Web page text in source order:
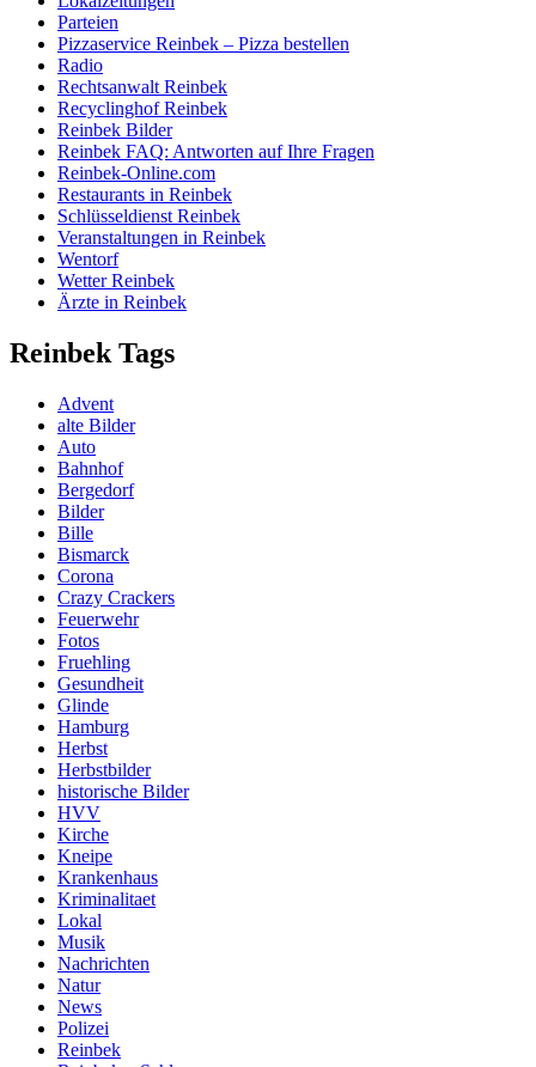
Parteien
Pizzaservice Reinbek – Pizza bestellen
Radio
Rechtsanwalt Reinbek
Recyclinghof Reinbek
Reinbek Bilder
Reinbek FAQ: Antworten auf Ihre Fragen
Reinbek-Online.com
Restaurants in Reinbek
Schlüsseldienst Reinbek
Veranstaltungen in Reinbek
Wentorf
Wetter Reinbek
Ärzte in Reinbek
Reinbek Tags
Advent
alte Bilder
Auto
Bahnhof
Bergedorf
Bilder
Bille
Bismarck
Corona
Crazy Crackers
Feuerwehr
Fotos
Fruehling
Gesundheit
Glinde
Hamburg
Herbst
Herbstbilder
historische Bilder
HVV
Kirche
Kneipe
Krankenhaus
Kriminalitaet
Lokal
Musik
Nachrichten
Natur
News
Polizei
Reinbek